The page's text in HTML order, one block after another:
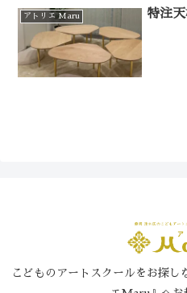
アトリエ Maru 特注
こどものアートスクールをお探し